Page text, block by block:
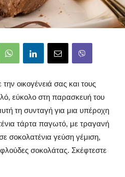
οικογένειά σας και τους
εύκολο στη παρασκευή του
τη συνταγή για μια υπέροχη
τάρτα παγωτό, με τραγανή
σοκολατένια γεύση γέμιση,
φλούδες σοκολάτας. Σκέφτεστε